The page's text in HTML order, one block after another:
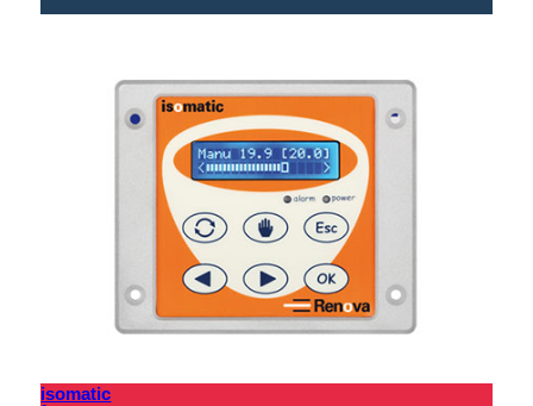
isomatic